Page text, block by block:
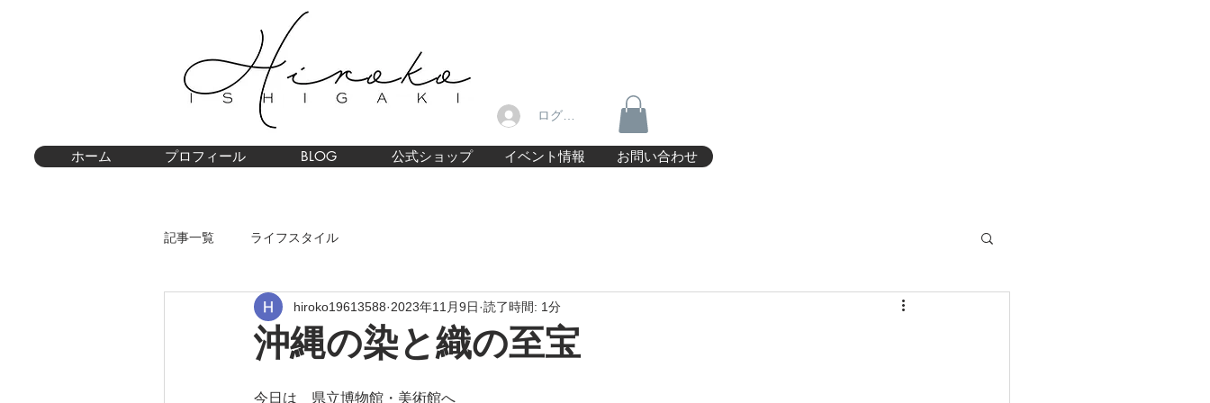
ログイン
ホーム プロフィール BLOG 公式ショップ イベント情報 お問い合わせ
記事一覧 ライフスタイル
沖縄の染と織の至宝
hiroko19613588 2023年11月9日 読了時間: 1分
今日は　県立博物館・美術館へ